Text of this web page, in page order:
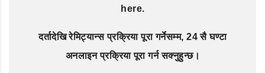
here.
दर्तादेखि रेमिट्यान्स प्रक्रिया पूरा गर्नेसम्म, 24 सै घण्टा
अनलाइन प्रक्रिया पूरा गर्न सक्नुहुन्छ।